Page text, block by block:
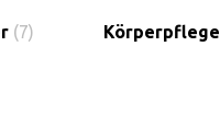
(7) Körperpflege